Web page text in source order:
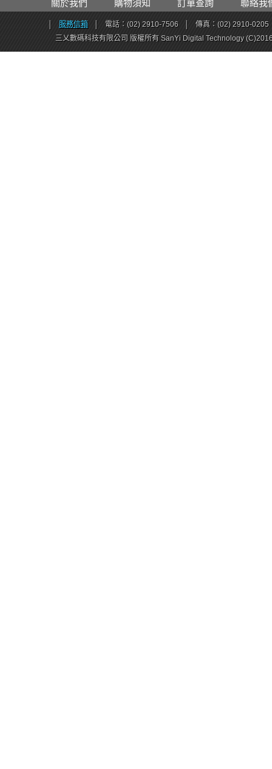
關於我們 購物須知 訂單查詢 聯絡我
服務信箱 電話：(02) 2910-7506
傳真：(02) 2910-0205
三乂數碼科技有限公司 版權所有 SanYi Digital Technology